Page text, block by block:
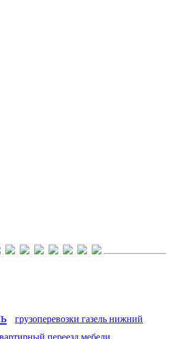
грузоперевозки газель нижний
переезд мебели